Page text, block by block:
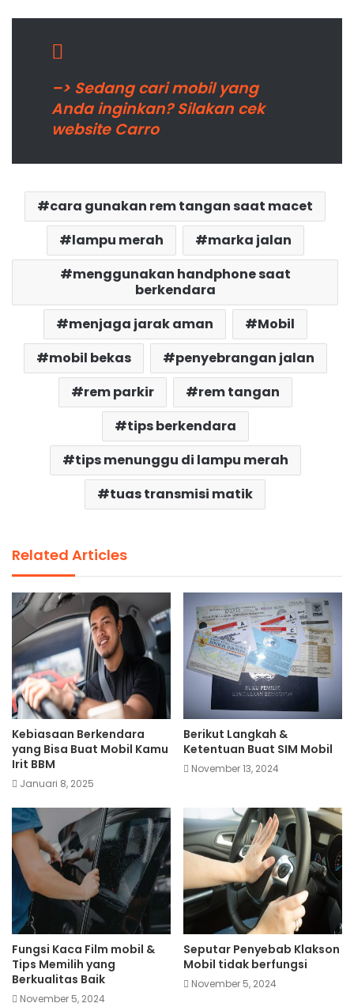
–> Sedang cari mobil yang
Anda inginkan? Silakan cek
website Carro
cara gunakan rem tangan saat macet
lampu merah
marka jalan
menggunakan handphone saat
berkendara
menjaga jarak aman
Mobil
mobil bekas
penyebrangan jalan
rem parkir
rem tangan
tips berkendara
tips menunggu di lampu merah
tuas transmisi matik
Related Articles
Kebiasaan Berkendara
yang Bisa Buat Mobil Kamu
Irit BBM
Januari 8, 2025
Berikut Langkah &
Ketentuan Buat SIM Mobil
November 13, 2024
Fungsi Kaca Film mobil &
Tips Memilih yang
Berkualitas Baik
November 5, 2024
Seputar Penyebab Klakson
Mobil tidak berfungsi
November 5, 2024